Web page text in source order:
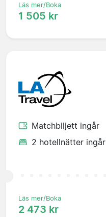
Läs mer/Boka
1 505 kr
Matchbiljett ingår
2 hotellnätter ingår
Läs mer/Boka
2 473 kr